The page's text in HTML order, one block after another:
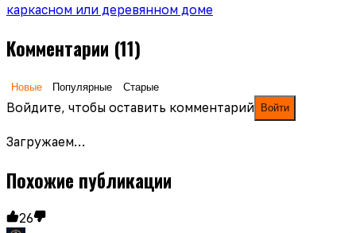
каркасном или деревянном доме
Комментарии (11)
Новые Популярные Старые
Войдите, чтобы оставить комментарий Войти
Загружаем…
Похожие публикации
26